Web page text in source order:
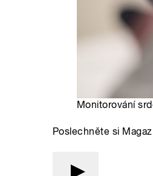
Monitorování
Poslechněte si